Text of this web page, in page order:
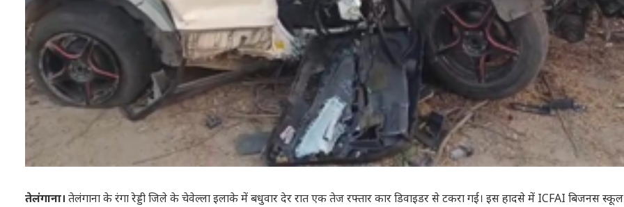
तेलंगाना। तेलंगाना के रंगा रेड्डी जिले के चेवेल्ला इलाके में बधुवार देर रात एक तेज रफ्तार कार डिवाइडर से टकरा गई। इस हादसे में ICFAI बिजनस